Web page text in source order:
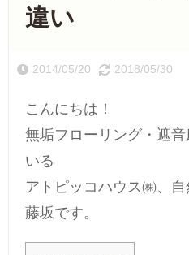
違い
2014/05/20 2018/05/30
こんにちは！
無垢フローリング・遮
いる
アトピッコハウス㈱、
藤坂です。